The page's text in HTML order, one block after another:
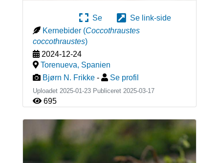
Se
Se link-side
Kernebider (Coccothraustes
coccothraustes)
2024-12-24
Torenueva, Spanien
Bjørn N. Frikke - Se profil
Uploadet 2025-01-23 Publiceret 2025-03-17
695